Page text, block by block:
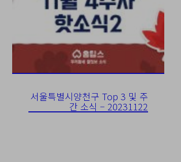
서울특별시양천구 Top 3 및 주
간 소식 – 20231122